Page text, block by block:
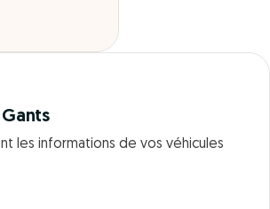
les informations de vos véhicules